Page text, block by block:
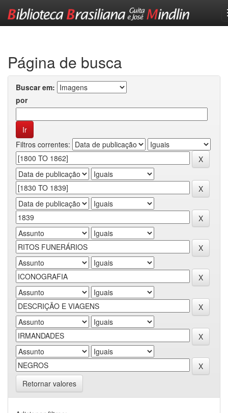
Página de busca
Buscar em:
por
Filtros correntes:
Retornar valores